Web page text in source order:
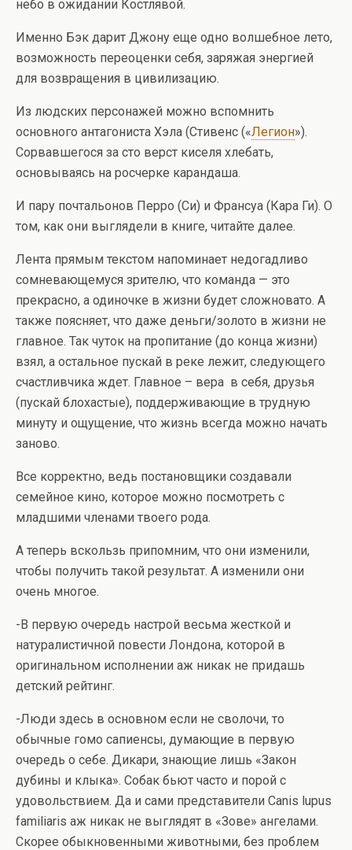
небо в ожидании Костлявой.
Именно Бэк дарит Джону еще одно волшебное лето,
возможность переоценки себя, заряжая энергией
для возвращения в цивилизацию.
Из людских персонажей можно вспомнить
основного антагониста Хэла (Стивенс («Легион»).
Сорвавшегося за сто верст киселя хлебать,
основываясь на росчерке карандаша.
И пару почтальонов Перро (Си) и Франсуа (Кара Ги). О
том, как они выглядели в книге, читайте далее.
Лента прямым текстом напоминает недогадливо
сомневающемуся зрителю, что команда — это
прекрасно, а одиночке в жизни будет сложновато. А
также поясняет, что даже деньги/золото в жизни не
главное. Так чуток на пропитание (до конца жизни)
взял, а остальное пускай в реке лежит, следующего
счастливчика ждет. Главное – вера в себя, друзья
(пускай блохастые), поддерживающие в трудную
минуту и ощущение, что жизнь всегда можно начать
заново.
Все корректно, ведь постановщики создавали
семейное кино, которое можно посмотреть с
младшими членами твоего рода.
А теперь вскользь припомним, что они изменили,
чтобы получить такой результат. А изменили они
очень многое.
-В первую очередь настрой весьма жесткой и
натуралистичной повести Лондона, которой в
оригинальном исполнении аж никак не придашь
детский рейтинг.
-Люди здесь в основном если не сволочи, то
обычные гомо сапиенсы, думающие в первую
очередь о себе. Дикари, знающие лишь «Закон
дубины и клыка». Собак бьют часто и порой с
удовольствием. Да и сами представители Canis lupus
familiaris аж никак не выглядят в «Зове» ангелами.
Скорее обыкновенными животными, без проблем